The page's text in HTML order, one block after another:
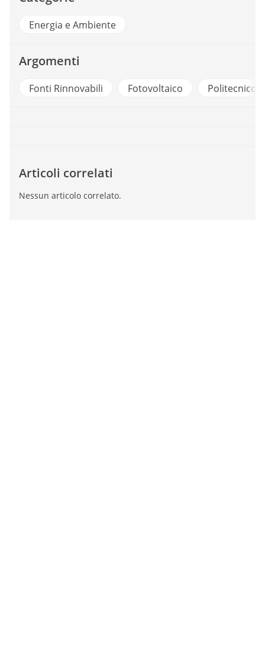
Energia e Ambiente
Argomenti
Fonti Rinnovabili Fotovoltaico Politecnico
Articoli correlati
Nessun articolo correlato.